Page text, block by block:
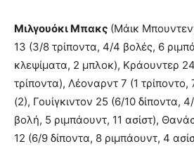
Μιλγουόκι Μπακς (Μάικ
13 (3/8 τρίποντα, 4/4 βολές, 6
κλεψίματα, 2 μπλοκ), Κράουντερ
τρίποντα), Λέοναρντ 7 (1 τρίποντο,
(2), Γουίγκιντον 25 (6/10 δίποντα,
βολή, 5 ριμπάουντ, 11 ασίστ),
12 (6/9 δίποντα, 8 ριμπάουντ, 4